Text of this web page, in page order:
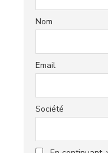
Nom
Email
Société